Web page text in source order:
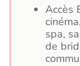
Accès
spa,
de